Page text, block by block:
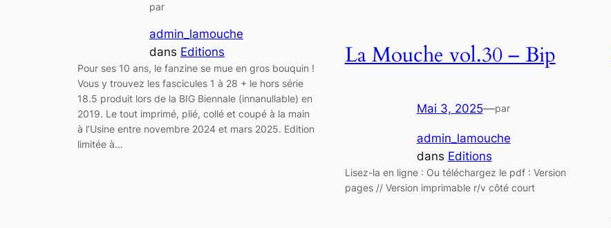
par
admin_lamouche
dans Editions
Pour ses 10 ans, le fanzine se mue en gros bouquin !
Vous y trouvez les fascicules 1 à 28 + le hors série
18.5 produit lors de la BIG Biennale (innanullable) en
2019. Le tout imprimé, plié, collé et coupé à la main
à l’Usine entre novembre 2024 et mars 2025. Edition
limitée à…
La Mouche vol.30 – Bip
Mai 3, 2025—par
admin_lamouche
dans Editions
Lisez-la en ligne : Ou téléchargez le pdf : Version
pages // Version imprimable r/v côté court